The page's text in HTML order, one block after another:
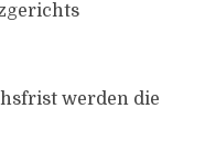
werden die